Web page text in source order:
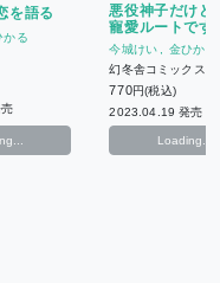
を語る
かる
悪役神子だけど
寵愛ルートです
今城けい
金ひかる
幻冬舎コミックス
770円(税込)
2023.04.19 発売
Loading...